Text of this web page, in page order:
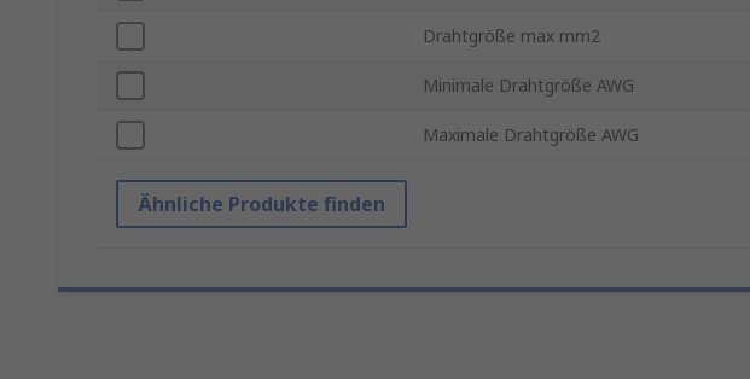
Drahtgröße max mm2
Minimale Drahtgröße AWG
Maximale Drahtgröße AWG
Ähnliche Produkte finden